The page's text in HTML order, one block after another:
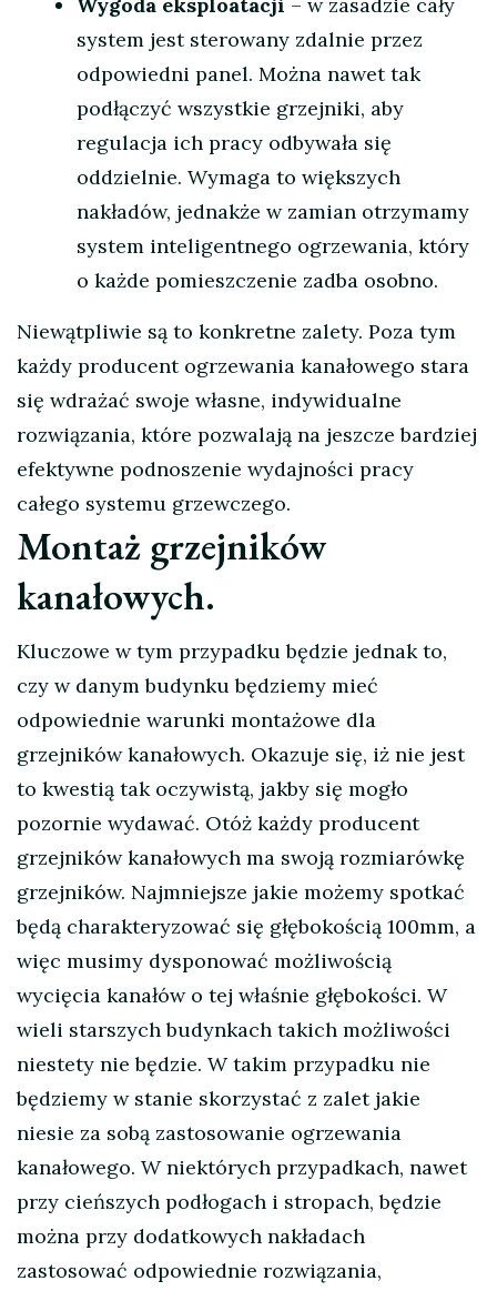
Wygoda eksploatacji – w zasadzie cały
system jest sterowany zdalnie przez
odpowiedni panel. Można nawet tak
podłączyć wszystkie grzejniki, aby
regulacja ich pracy odbywała się
oddzielnie. Wymaga to większych
nakładów, jednakże w zamian otrzymamy
system inteligentnego ogrzewania, który
o każde pomieszczenie zadba osobno.
Niewątpliwie są to konkretne zalety. Poza tym
każdy producent ogrzewania kanałowego stara
się wdrażać swoje własne, indywidualne
rozwiązania, które pozwalają na jeszcze bardziej
efektywne podnoszenie wydajności pracy
całego systemu grzewczego.
Montaż grzejników
kanałowych.
Kluczowe w tym przypadku będzie jednak to,
czy w danym budynku będziemy mieć
odpowiednie warunki montażowe dla
grzejników kanałowych. Okazuje się, iż nie jest
to kwestią tak oczywistą, jakby się mogło
pozornie wydawać. Otóż każdy producent
grzejników kanałowych ma swoją rozmiarówkę
grzejników. Najmniejsze jakie możemy spotkać
będą charakteryzować się głębokością 100mm, a
więc musimy dysponować możliwością
wycięcia kanałów o tej właśnie głębokości. W
wieli starszych budynkach takich możliwości
niestety nie będzie. W takim przypadku nie
będziemy w stanie skorzystać z zalet jakie
niesie za sobą zastosowanie ogrzewania
kanałowego. W niektórych przypadkach, nawet
przy cieńszych podłogach i stropach, będzie
można przy dodatkowych nakładach
zastosować odpowiednie rozwiązania,